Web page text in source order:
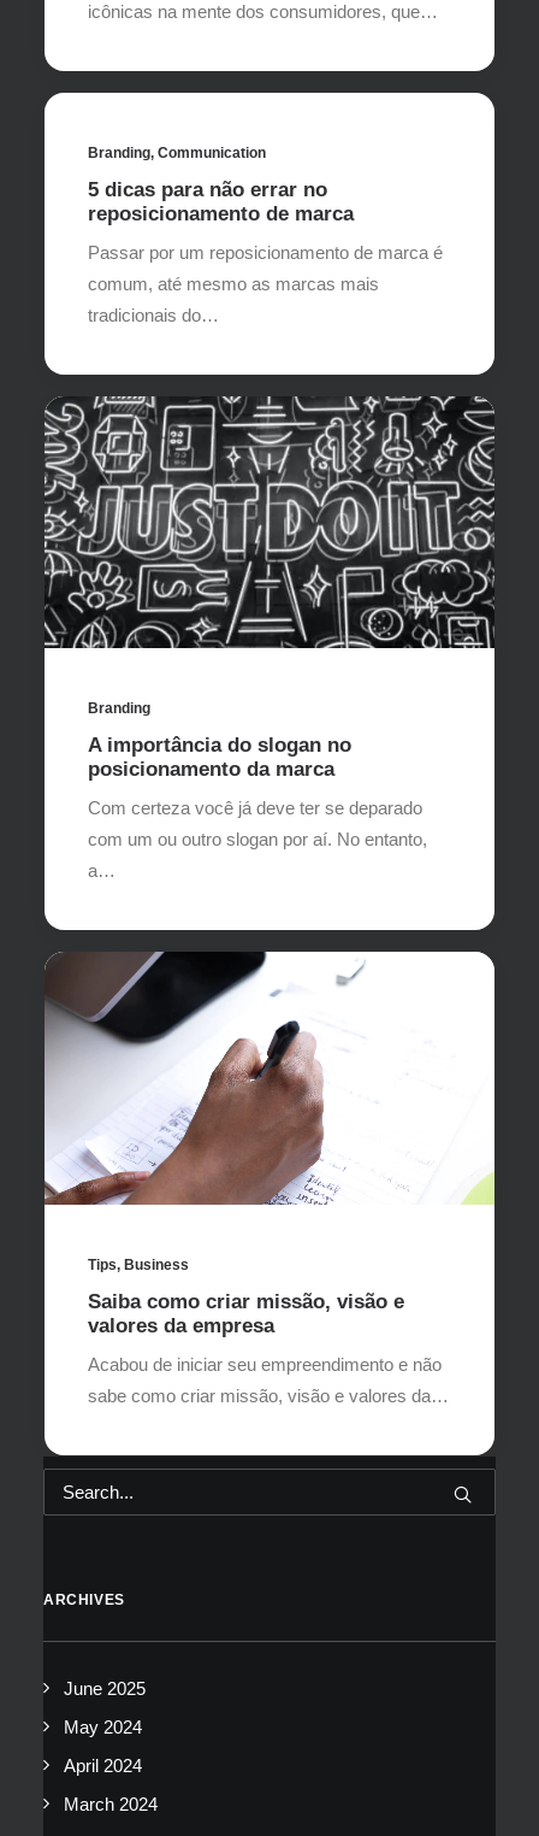
icônicas na mente dos consumidores, que…
Branding, Communication
5 dicas para não errar no
reposicionamento de marca
Passar por um reposicionamento de marca é
comum, até mesmo as marcas mais
tradicionais do…
Branding
A importância do slogan no
posicionamento da marca
Com certeza você já deve ter se deparado
com um ou outro slogan por aí. No entanto,
a…
Tips, Business
Saiba como criar missão, visão e
valores da empresa
Acabou de iniciar seu empreendimento e não
sabe como criar missão, visão e valores da…
ARCHIVES
June 2025
May 2024
April 2024
March 2024